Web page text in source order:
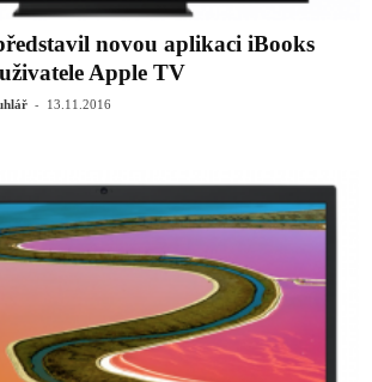
novou aplikaci iBooks
Apple TV
- 13.11.2016